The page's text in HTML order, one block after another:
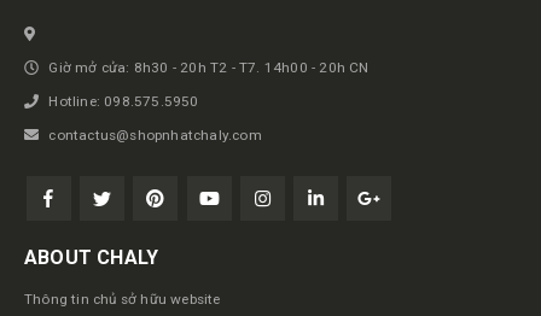
Giờ mở cửa: 8h30 - 20h T2 - T7. 14h00 - 20h CN
Hotline: 098.575.5950
contactus@shopnhatchaly.com
ABOUT CHALY
Thông tin chủ sở hữu website